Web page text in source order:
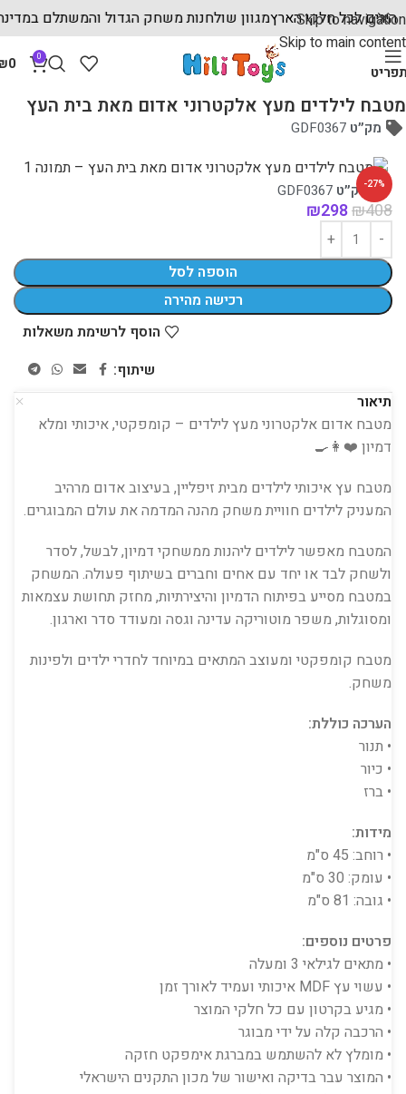
Skip to navigation
Skip to main content
0
0
עמוד הבית מוצרי עץ לילדים
מטבח לילדים מעץ אלקטרוני אדום מאת בית העץ
מק״ט GDF0367
-27%מק״ט GDF0367
₪408
₪298
הוספה לסל
רכישה מהירה
הוסף לרשימת משאלות
שיתוף:
תיאור
מטבח אדום אלקטרוני מעץ לילדים – קומפקטי, איכותי ומלא
דמיון ❤️👩‍🍳
מטבח עץ איכותי לילדים מבית זיפליין, בעיצוב אדום מרהיב
המעניק לילדים חוויית משחק מהנה המדמה את עולם המבוגרים.
המטבח מאפשר לילדים ליהנות ממשחקי דמיון, לבשל, לסדר
ולשחק לבד או יחד עם אחים וחברים בשיתוף פעולה. המשחק
במטבח מסייע בפיתוח הדמיון והיצירתיות, מחזק תחושת עצמאות
ומסוגלות, משפר מוטוריקה עדינה וגסה ומעודד סדר וארגון.
מטבח קומפקטי ומעוצב המתאים במיוחד לחדרי ילדים ולפינות
משחק.
הערכה כוללת:
• תנור
• כיור
• ברז
מידות:
• רוחב: 45 ס"מ
• עומק: 30 ס"מ
• גובה: 81 ס"מ
פרטים נוספים:
• מתאים לגילאי 3 ומעלה
• עשוי עץ MDF איכותי ועמיד לאורך זמן
• מגיע בקרטון עם כל חלקי המוצר
• הרכבה קלה על ידי מבוגר
• מומלץ לא להשתמש במברגת אימפקט חזקה
• המוצר עבר בדיקה ואישור של מכון התקנים הישראלי
מגוון שולחנות משחק הגדול והמשתלםמהירים לכל חלקי הארץ